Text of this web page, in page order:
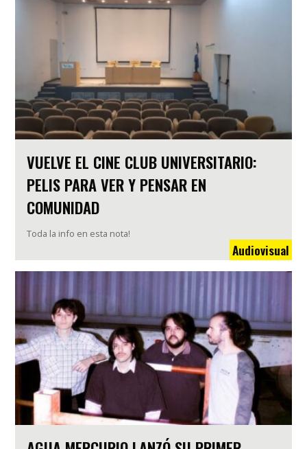
VUELVE EL CINE CLUB UNIVERSITARIO:
PELIS PARA VER Y PENSAR EN
COMUNIDAD
Toda la info en esta nota!
Audiovisual